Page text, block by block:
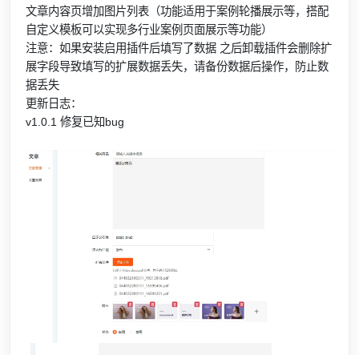
文章内容页增加图片列表（功能适用于案例轮播展示等，搭配
自定义模板可以实现多行业案例页面展示等功能）
注意：如果安装启用插件后填写了数据 之后卸载插件会删除扩
展字段导致填写的扩展数据丢失，请备份数据后操作，防止数
据丢失
更新日志：
v1.0.1 修复已知bug